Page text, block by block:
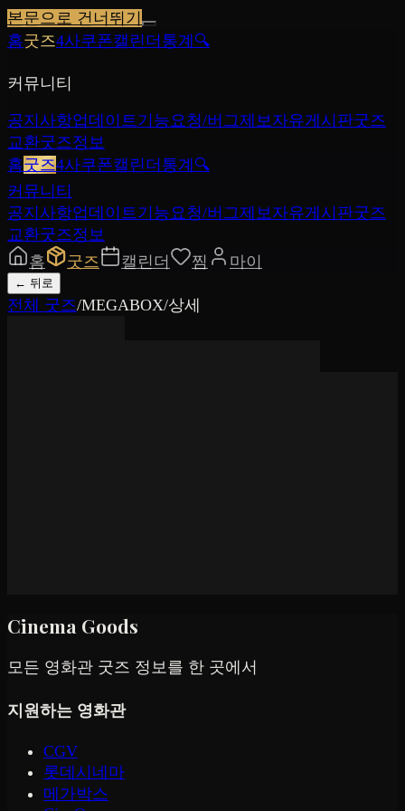
본문으로 건너뛰기
홈굿즈4사쿠폰캘린더 통계 🔍
커뮤니티
공지사항업데이트기능요청/버그제보자유게시판굿즈
교환굿즈정보
홈굿즈4사쿠폰캘린더 통계 🔍
커뮤니티
공지사항업데이트기능요청/버그제보자유게시판굿즈
교환굿즈정보
홈
굿즈 캘린더 찜 마이
← 뒤로
전체 굿즈/MEGABOX/상세
Cinema Goods
모든 영화관 굿즈 정보를 한 곳에서
지원하는 영화관
CGV
롯데시네마
메가박스